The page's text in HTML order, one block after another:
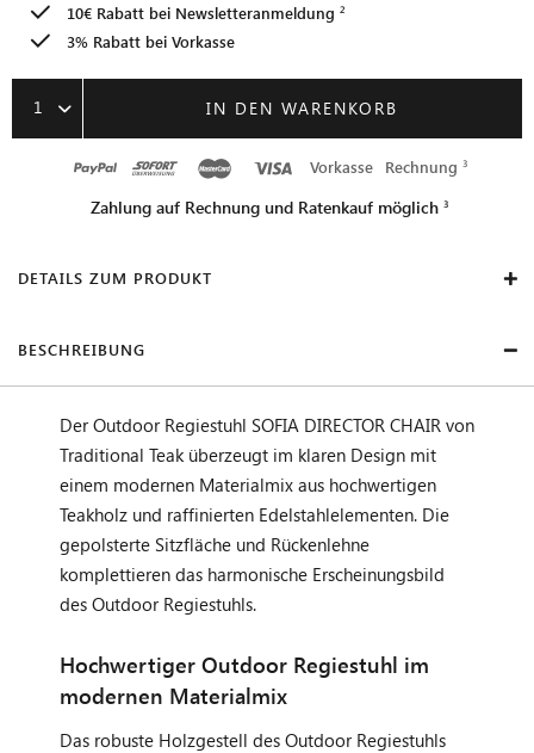
10€ Rabatt bei Newsletteranmeldung
3% Rabatt bei Vorkasse
1 IN DEN WARENKORB
Vorkasse Rechnung
Zahlung auf Rechnung und Ratenkauf möglich
DETAILS ZUM PRODUKT
BESCHREIBUNG
Der Outdoor Regiestuhl SOFIA DIRECTOR CHAIR von
Traditional Teak überzeugt im klaren Design mit
einem modernen Materialmix aus hochwertigen
Teakholz und raffinierten Edelstahlelementen. Die
gepolsterte Sitzfläche und Rückenlehne
komplettieren das harmonische Erscheinungsbild
des Outdoor Regiestuhls.
Hochwertiger Outdoor Regiestuhl im
modernen Materialmix
Das robuste Holzgestell des Outdoor Regiestuhls